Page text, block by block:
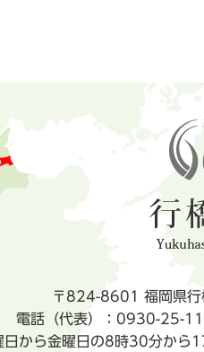
〒824-8601 福岡県行
電話（代表）：0930-25-
から金曜日の8時30分から